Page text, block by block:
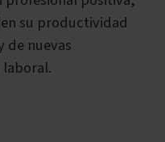
su productividad
de nuevas